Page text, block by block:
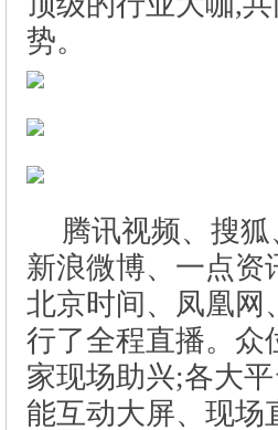
腾讯视频、搜